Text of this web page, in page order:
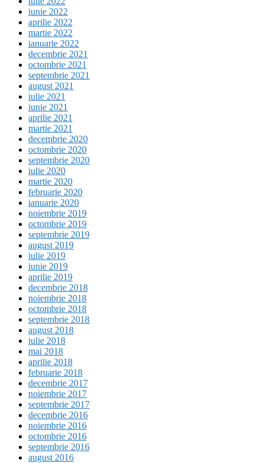
iunie 2022
aprilie 2022
martie 2022
ianuarie 2022
decembrie 2021
octombrie 2021
septembrie 2021
august 2021
iulie 2021
iunie 2021
aprilie 2021
martie 2021
decembrie 2020
octombrie 2020
septembrie 2020
iulie 2020
martie 2020
februarie 2020
ianuarie 2020
noiembrie 2019
octombrie 2019
septembrie 2019
august 2019
iulie 2019
iunie 2019
aprilie 2019
decembrie 2018
noiembrie 2018
octombrie 2018
septembrie 2018
august 2018
iulie 2018
mai 2018
aprilie 2018
februarie 2018
decembrie 2017
noiembrie 2017
septembrie 2017
decembrie 2016
noiembrie 2016
octombrie 2016
septembrie 2016
august 2016